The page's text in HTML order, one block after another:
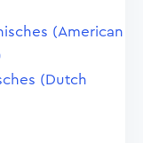
(American
(Dutch